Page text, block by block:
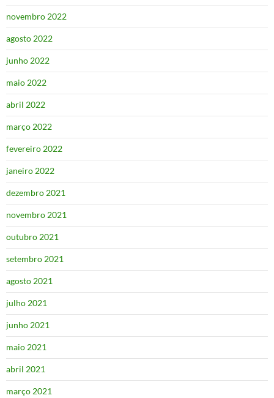
novembro 2022
agosto 2022
junho 2022
maio 2022
abril 2022
março 2022
fevereiro 2022
janeiro 2022
dezembro 2021
novembro 2021
outubro 2021
setembro 2021
agosto 2021
julho 2021
junho 2021
maio 2021
abril 2021
março 2021